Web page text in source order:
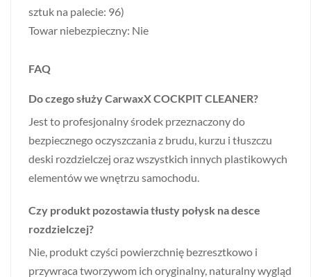
sztuk na palecie: 96)
Towar niebezpieczny: Nie
FAQ
Do czego służy CarwaxX COCKPIT CLEANER?
Jest to profesjonalny środek przeznaczony do
bezpiecznego oczyszczania z brudu, kurzu i tłuszczu
deski rozdzielczej oraz wszystkich innych plastikowych
elementów we wnętrzu samochodu.
Czy produkt pozostawia tłusty połysk na desce
rozdzielczej?
Nie, produkt czyści powierzchnię bezresztkowo i
przywraca tworzywom ich oryginalny, naturalny wygląd